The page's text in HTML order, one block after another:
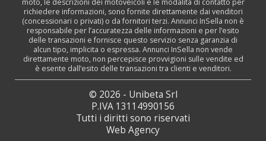
moto, le descrizioni dei motoveicoli e le modalità di contatto per
richiedere informazioni, sono fornite direttamente dai venditori
(concessionari o privati) o da fornitori terzi. Annunci InSella non è
responsabile per l’accuratezza delle informazioni e per l’esito
delle transazioni e fornisce questo servizio senza garanzia di
alcun tipo, implicita o espressa. Annunci InSella non vende
direttamente moto, non percepisce provvigioni sulle vendite ed
è esente dall’esito delle transazioni tra clienti e venditori.
© 2026 - Unibeta Srl
P.IVA 13114990156
Tutti i diritti sono riservati
Web Agency